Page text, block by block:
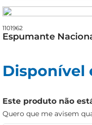
1101962
Espumante
Disponível
Este produto não
Quero que me avisem
queijo
arroz
iogurte
papel higiênico